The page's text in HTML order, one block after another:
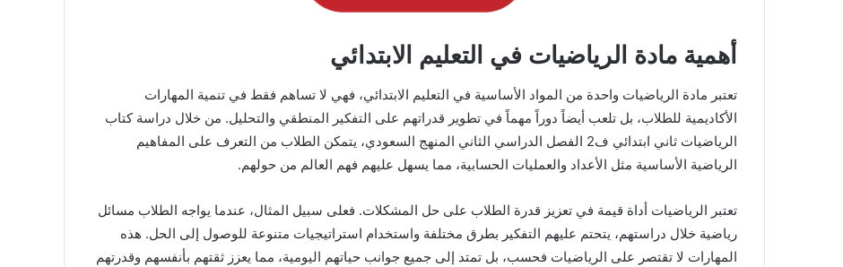
أهمية مادة الرياضيات في التعليم الابتدائي
تعتبر مادة الرياضيات واحدة من المواد الأساسية في التعليم الابتدائي، فهي لا تساهم فقط في تنمية المهارات
الأكاديمية للطلاب، بل تلعب أيضاً دوراً مهماً في تطوير قدراتهم على التفكير المنطقي والتحليل. من خلال دراسة كتاب
الرياضيات ثاني ابتدائي ف2 الفصل الدراسي الثاني المنهج السعودي، يتمكن الطلاب من التعرف على المفاهيم
الرياضية الأساسية مثل الأعداد والعمليات الحسابية، مما يسهل عليهم فهم العالم من حولهم.
تعتبر الرياضيات أداة قيمة في تعزيز قدرة الطلاب على حل المشكلات. فعلى سبيل المثال، عندما يواجه الطلاب مسائل
رياضية خلال دراستهم، يتحتم عليهم التفكير بطرق مختلفة واستخدام استراتيجيات متنوعة للوصول إلى الحل. هذه
المهارات لا تقتصر على الرياضيات فحسب، بل تمتد إلى جميع جوانب حياتهم اليومية، مما يعزز ثقتهم بأنفسهم وقدرتهم